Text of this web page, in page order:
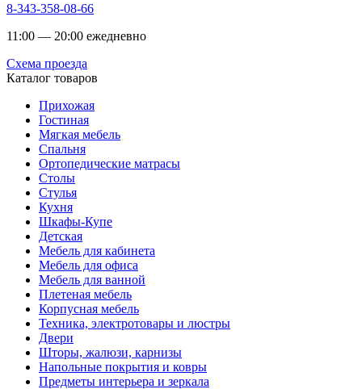
8-343-358-08-66
11:00 — 20:00 ежедневно
Схема проезда
Каталог товаров
Прихожая
Гостиная
Мягкая мебель
Спальня
Ортопедические матрасы
Столы
Стулья
Кухня
Шкафы-Купе
Детская
Мебель для кабинета
Мебель для офиса
Мебель для ванной
Плетеная мебель
Корпусная мебель
Техника, электротовары и люстры
Двери
Шторы, жалюзи, карнизы
Напольные покрытия и ковры
Предметы интерьера и зеркала